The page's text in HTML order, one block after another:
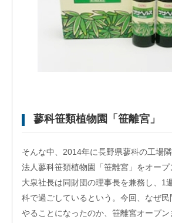
化支
援
蓼科笹類植物園「笹離宮」
そんな中、2014年に長野県蓼科の工場
法人蓼科笹類植物園「笹離宮」をオープ
大泉社長は同財団の理事長を兼務し、1
科で過ごしているという。今回、なぜ
やることになったのか、笹離宮オープ